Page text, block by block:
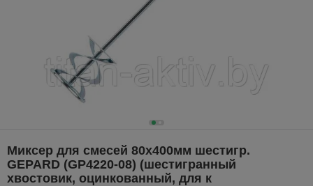
Миксер для смесей 80х400мм шестигр.
GEPARD (GP4220-08) (шестигранный
хвостовик, оцинкованный, для к